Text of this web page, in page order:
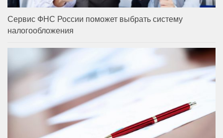
Сервис ФНС России поможет выбрать систему
налогообложения